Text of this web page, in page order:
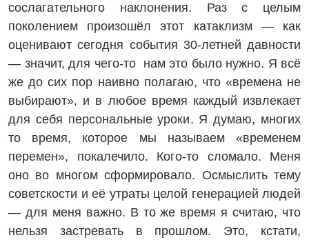
сослагательного наклонения. Раз с целым
поколением произошёл этот катаклизм — как
оценивают сегодня события 30-летней давности
— значит, для чего-то нам это было нужно. Я всё
же до сих пор наивно полагаю, что «времена не
выбирают», и в любое время каждый извлекает
для себя персональные уроки. Я думаю, многих
то время, которое мы называем «временем
перемен», покалечило. Кого-то сломало. Меня
оно во многом сформировало. Осмыслить тему
советскости и её утраты целой генерацией людей
— для меня важно. В то же время я считаю, что
нельзя застревать в прошлом. Это, кстати,